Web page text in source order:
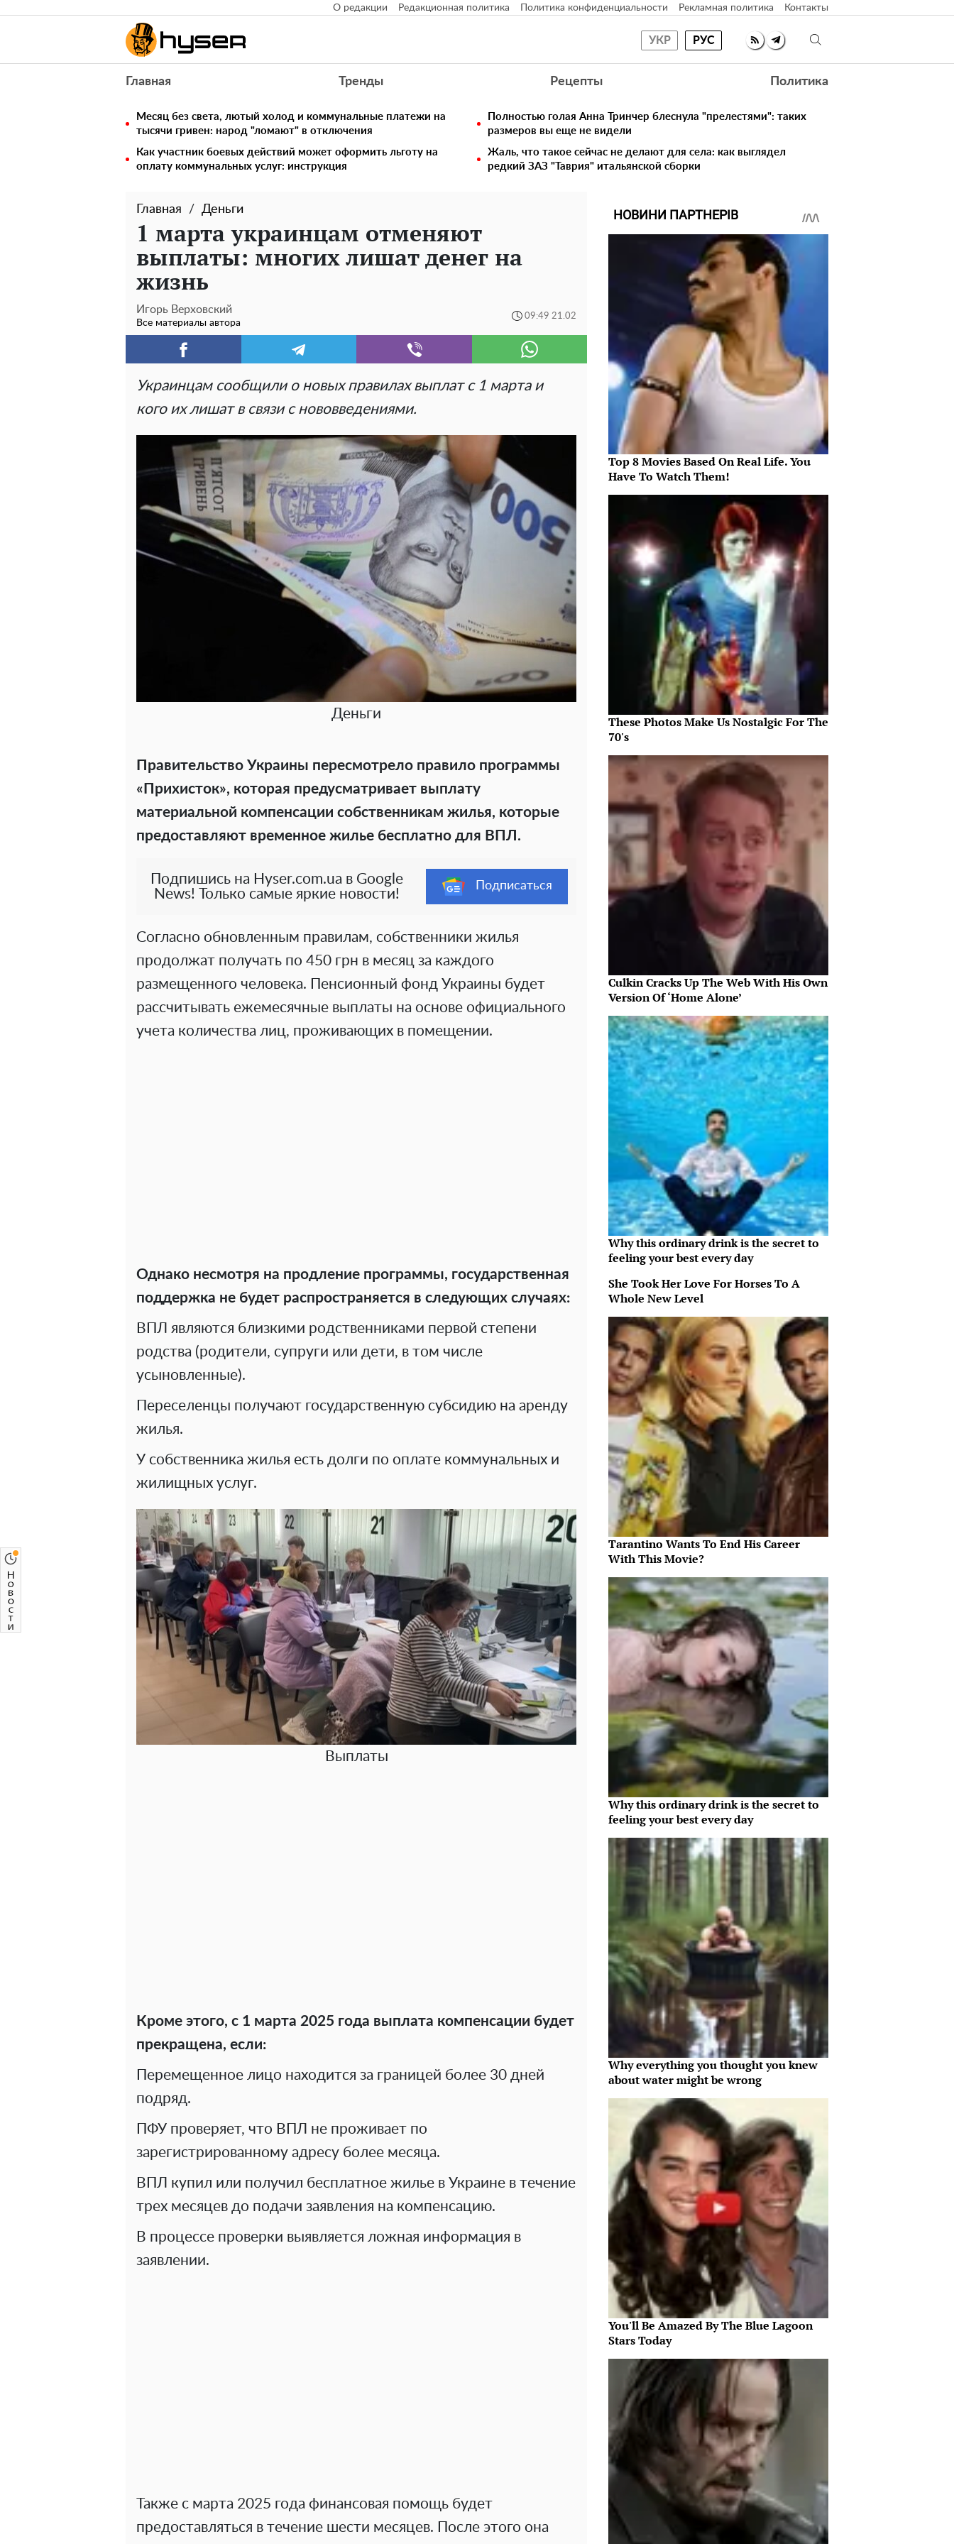
О редакции Редакционная политика Политика конфиденциальности Рекламная политика Контакты
УКР РУС
Главная Тренды Рецепты Политика
Месяц без света, лютый холод и коммунальные платежи на
тысячи гривен: народ "ломают" в отключения
Полностью голая Анна Тринчер блеснула "прелестями": таких
размеров вы еще не видели
Как участник боевых действий может оформить льготу на
оплату коммунальных услуг: инструкция
Жаль, что такое сейчас не делают для села: как выглядел
редкий ЗАЗ "Таврия" итальянской сборки
Главная Деньги
1 марта украинцам отменяют
выплаты: многих лишат денег на
жизнь
Игорь Верховский
Все материалы автора
09:49 21.02
Украинцам сообщили о новых правилах выплат с 1 марта и
кого их лишат в связи с нововведениями.
Деньги
Правительство Украины пересмотрело правило программы
«Прихисток», которая предусматривает выплату
материальной компенсации собственникам жилья, которые
предоставляют временное жилье бесплатно для ВПЛ.
Подпишись на Hyser.com.ua в Google
News! Только самые яркие новости!
Подписаться
Согласно обновленным правилам, собственники жилья
продолжат получать по 450 грн в месяц за каждого
размещенного человека. Пенсионный фонд Украины будет
рассчитывать ежемесячные выплаты на основе официального
учета количества лиц, проживающих в помещении.
Однако несмотря на продление программы, государственная
поддержка не будет распространяется в следующих случаях:
ВПЛ являются близкими родственниками первой степени
родства (родители, супруги или дети, в том числе
усыновленные).
Переселенцы получают государственную субсидию на аренду
жилья.
У собственника жилья есть долги по оплате коммунальных и
жилищных услуг.
Выплаты
Кроме этого, с 1 марта 2025 года выплата компенсации будет
прекращена, если:
Перемещенное лицо находится за границей более 30 дней
подряд.
ПФУ проверяет, что ВПЛ не проживает по
зарегистрированному адресу более месяца.
ВПЛ купил или получил бесплатное жилье в Украине в течение
трех месяцев до подачи заявления на компенсацию.
В процессе проверки выявляется ложная информация в
заявлении.
Также с марта 2025 года финансовая помощь будет
предоставляться в течение шести месяцев. После этого она
НОВИНИ ПАРТНЕРІВ
Top 8 Movies Based On Real Life. You
Have To Watch Them!
These Photos Make Us Nostalgic For The
70's
Culkin Cracks Up The Web With His Own
Version Of ‘Home Alone’
Why this ordinary drink is the secret to
feeling your best every day
She Took Her Love For Horses To A
Whole New Level
Tarantino Wants To End His Career
With This Movie?
Why this ordinary drink is the secret to
feeling your best every day
Why everything you thought you knew
about water might be wrong
You'll Be Amazed By The Blue Lagoon
Stars Today